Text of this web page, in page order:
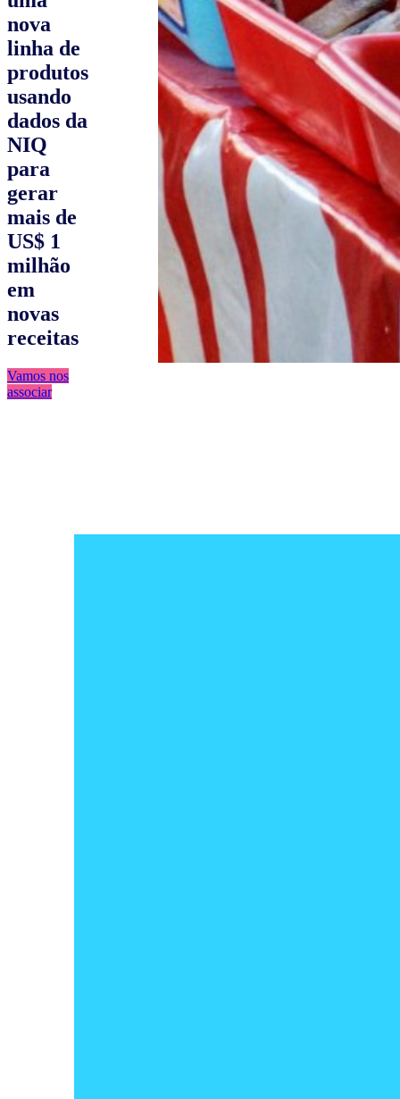
nova
linha de
produtos
usando
dados da
NIQ
para
gerar
mais de
US$ 1
milhão
em
novas
receitas
Vamos nos
associar